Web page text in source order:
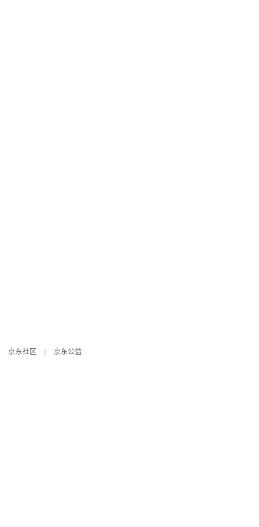
京东社区
京东公益